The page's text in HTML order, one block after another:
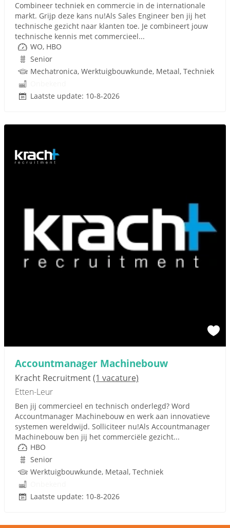
Combineer techniek en commercie in de internationale
markt. Grijp deze kans nu!Als Sales Engineer ben jij het
technische gezicht naar klanten toe. Je combineert jouw
technische kennis met commercieel...
WO, HBO
Senior
Mechatronica, Werktuigbouwkunde, Metaal, Techniek
Laatste update: 10-8-2026
Accountmanager Machinebouw
Kracht Recruitment(1 vacature)
Etten-Leur
Ben jij commercieel en technisch onderlegd? Word
Accountmanager Machinebouw en werk aan innovatieve
systemen wereldwijd. Solliciteer nu!Als Accountmanager
Machinebouw ben jij het commerciële gezicht...
HBO
Senior
Werktuigbouwkunde, Metaal, Techniek
Laatste update: 10-8-2026